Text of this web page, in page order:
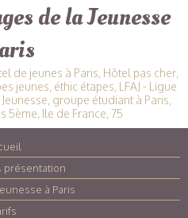
de la Jeunesse
de jeunes à Paris, Hôtel pas cher,
jeunes, éthic étapes, LFAJ - Ligue
groupe étudiant à Paris,
5ème, Ile de France, 75
présentation
à Paris